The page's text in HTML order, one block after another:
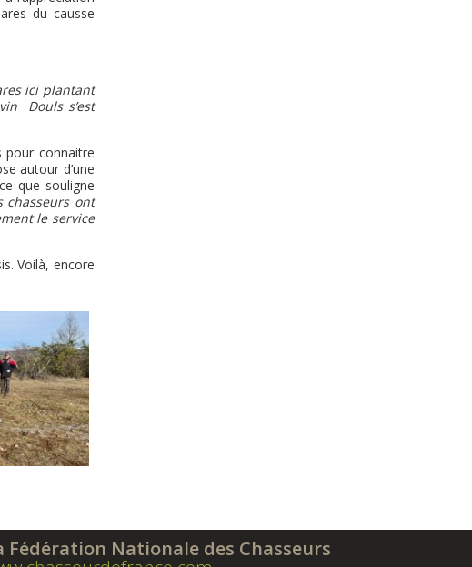
du causse
ici plantant
Douls s’est
pour connaitre
autour d’une
que souligne
chasseurs ont
le service
Voilà, encore
Fédération Nationale des Chasseurs